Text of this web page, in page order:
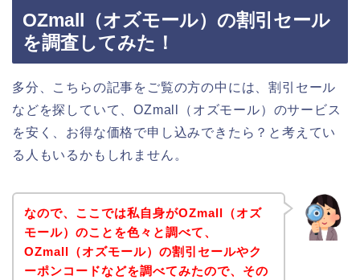
OZmall（オズモール）の割引セール
を調査してみた！
多分、こちらの記事をご覧の方の中には、割引セール
などを探していて、OZmall（オズモール）のサービス
を安く、お得な価格で申し込みできたら？と考えてい
る人もいるかもしれません。
なので、ここでは私自身がOZmall（オズ
モール）のことを色々と調べて、
OZmall（オズモール）の割引セールやク
ーポンコードなどを調べてみたので、その